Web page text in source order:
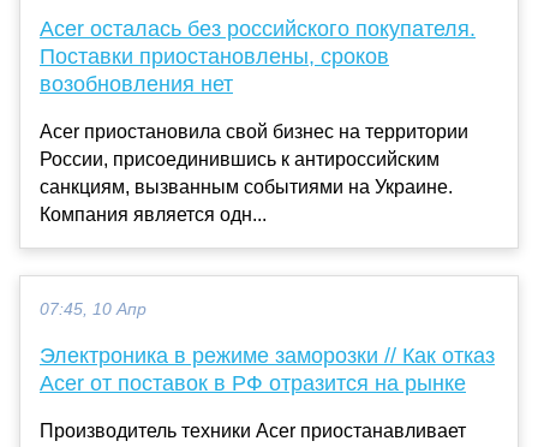
Acer осталась без российского покупателя.
Поставки приостановлены, сроков
возобновления нет
Acer приостановила свой бизнес на территории
России, присоединившись к антироссийским
санкциям, вызванным событиями на Украине.
Компания является одн...
07:45, 10 Апр
Электроника в режиме заморозки // Как отказ
Acer от поставок в РФ отразится на рынке
Производитель техники Acer приостанавливает